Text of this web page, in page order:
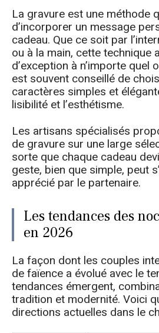
La gravure est une méthode
d’incorporer un message
cadeau. Que ce soit par
ou à la main, cette technique
d’exception à n’importe quel
est souvent conseillé de
caractères simples et
lisibilité et l’esthétisme.
Les artisans spécialisés
de gravure sur une large
sorte que chaque cadeau
geste, bien que simple, peut
apprécié par le partenaire.
Les tendances des
en 2026
La façon dont les couples
de faïence a évolué avec le
tendances émergent,
tradition et modernité. Voici
directions actuelles dans le